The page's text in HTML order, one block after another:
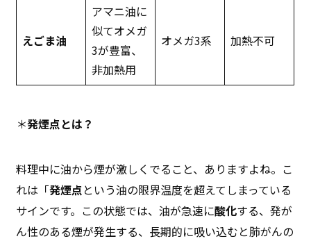
えごま油
アマニ油に
似てオメガ
3が豊富、
非加熱用
オメガ3系 加熱不可
＊発煙点とは？
料理中に油から煙が激しくでること、ありますよね。こ
れは「発煙点という油の限界温度を超えてしまっている
サインです。この状態では、油が急速に酸化する、発が
ん性のある煙が発生する、長期的に吸い込むと肺がんの